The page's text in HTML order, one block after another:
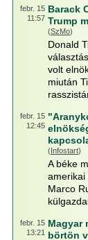
febr. 15
11:57
Barack
Trump
(SzMo)
Donald
volt
miután
febr. 15
12:45
(Infostart)
A béke
amerikai
Marco
febr. 15
13:21
Magyar
börtön